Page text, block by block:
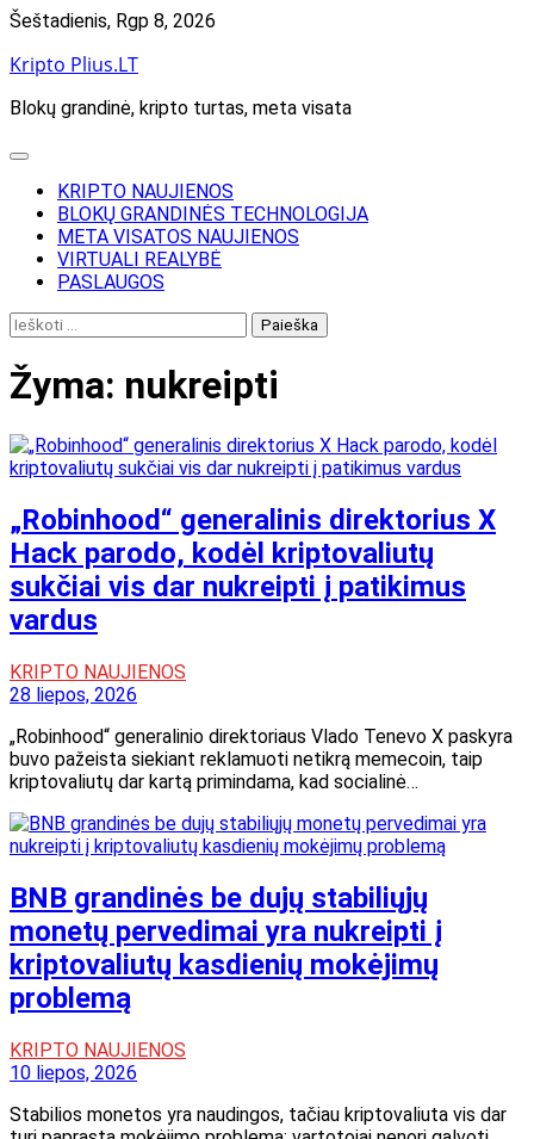
Skip
content
Šeštadienis, Rgp 8, 2026
Kripto Plius.LT
Blokų grandinė, kripto turtas, meta visata
KRIPTO NAUJIENOS
BLOKŲ GRANDINĖS TECHNOLOGIJA
META VISATOS NAUJIENOS
VIRTUALI REALYBĖ
PASLAUGOS
Ieškoti:
Žyma: nukreipti
„Robinhood“ generalinis direktorius X
Hack parodo, kodėl kriptovaliutų
sukčiai vis dar nukreipti į patikimus
vardus
KRIPTO NAUJIENOS
28 liepos, 2026
„Robinhood“ generalinio direktoriaus Vlado Tenevo X paskyra
buvo pažeista siekiant reklamuoti netikrą memecoin, taip
kriptovaliutų dar kartą primindama, kad socialinė…
BNB grandinės be dujų stabiliųjų
monetų pervedimai yra nukreipti į
kriptovaliutų kasdienių mokėjimų
problemą
KRIPTO NAUJIENOS
10 liepos, 2026
Stabilios monetos yra naudingos, tačiau kriptovaliuta vis dar